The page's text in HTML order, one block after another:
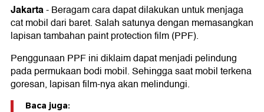
Jakarta-Beragam cara dapat dilakukan untuk menjaga
cat mobil dari baret. Salah satunya dengan memasangkan
lapisan tambahan paint protection film (PPF).
Penggunaan PPF ini diklaim dapat menjadi pelindung
pada permukaan bodi mobil. Sehingga saat mobil terkena
goresan, lapisan film-nya akan melindungi.
Baca juga: